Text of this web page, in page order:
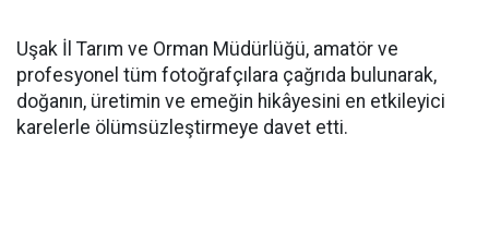
Uşak İl Tarım ve Orman Müdürlüğü, amatör ve
profesyonel tüm fotoğrafçılara çağrıda bulunarak,
doğanın, üretimin ve emeğin hikâyesini en etkileyici
karelerle ölümsüzleştirmeye davet etti.